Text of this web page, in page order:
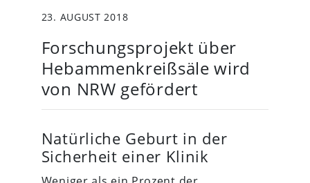
23. AUGUST 2018
Forschungsprojekt über
Hebammenkreißsäle wird
von NRW gefördert
Natürliche Geburt in der
Sicherheit einer Klinik